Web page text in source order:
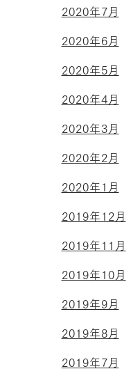
2020年7月
2020年6月
2020年5月
2020年4月
2020年3月
2020年2月
2020年1月
2019年12月
2019年11月
2019年10月
2019年9月
2019年8月
2019年7月